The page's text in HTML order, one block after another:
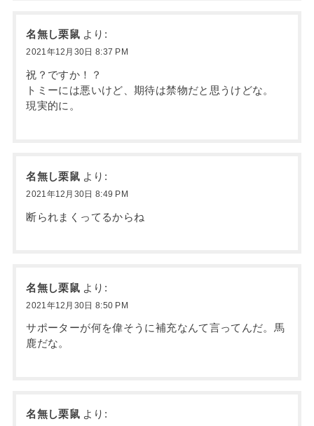
名無し栗鼠 より:
2021年12月30日 8:37 PM
祝？ですか！？
トミーには悪いけど、期待は禁物だと思うけどな。
現実的に。
名無し栗鼠 より:
2021年12月30日 8:49 PM
断られまくってるからね
名無し栗鼠 より:
2021年12月30日 8:50 PM
サポーターが何を偉そうに補充なんて言ってんだ。馬
鹿だな。
名無し栗鼠 より: